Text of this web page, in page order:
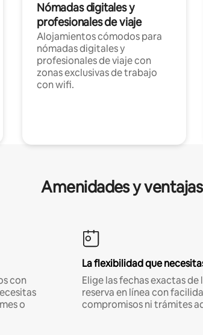
Nómadas digitales y
profesionales de viaje
Alojamientos cómodos para
nómadas digitales y
profesionales de viaje con
zonas exclusivas de trabajo
con wifi.
Amenidades y
con
o
La flexibilidad que
Elige las fechas exactas de
reserva en línea con
compromisos ni trámites